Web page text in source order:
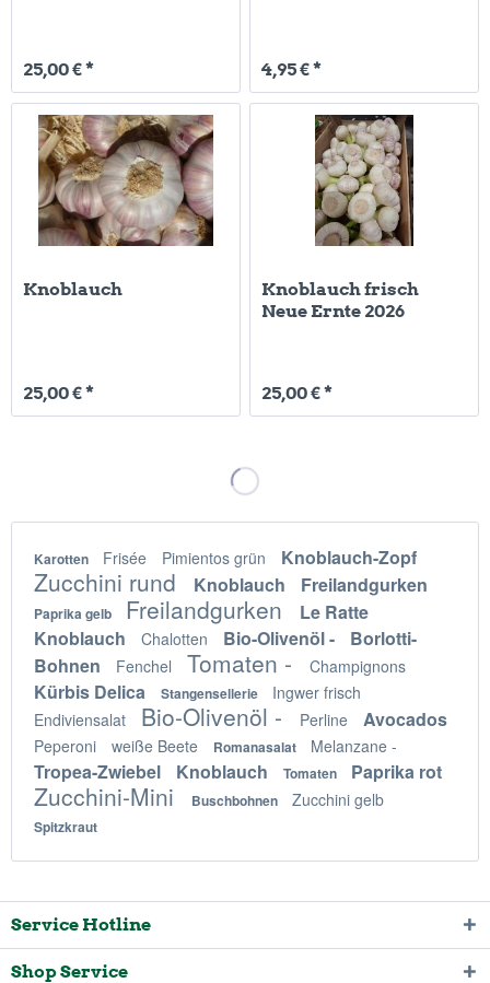
25,00 € * 4,95 € *
Knoblauch
25,00 € *
Knoblauch frisch
Neue Ernte 2026
25,00 € *
Karotten Frisée Pimientos grün Knoblauch-Zopf
Zucchini rund Knoblauch Freilandgurken
Paprika gelb Freilandgurken
Le Ratte
Knoblauch
Chalotten Bio-Olivenöl -
Borlotti-
Bohnen
Fenchel Tomaten - Champignons
Kürbis Delica Stangensellerie
Ingwer frisch
Endiviensalat
Bio-Olivenöl - Perline Avocados
Peperoni weiße Beete Romanasalat Melanzane -
Tropea-Zwiebel Knoblauch Tomaten Paprika rot
Zucchini-Mini Buschbohnen Zucchini gelb
Spitzkraut
Service Hotline
Shop Service